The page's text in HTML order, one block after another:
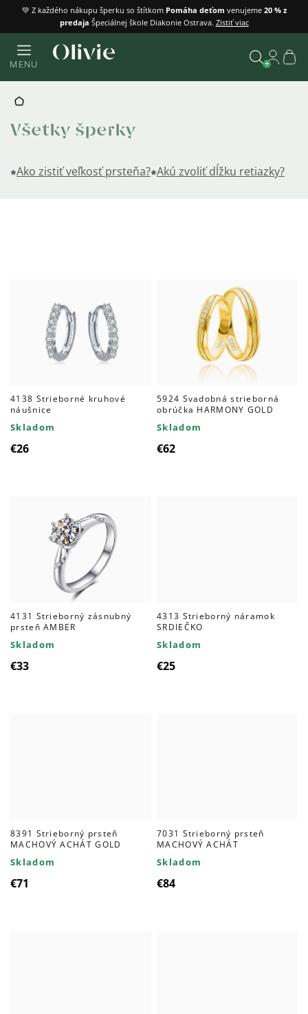
Prejsť
obsah
💚 Z každého nákupu šperku so štítkom Pomáha deťom venujeme 20 % z
predaja Špeciálnej škole Diakonie Ostrava. Zistiť viac
MENU
DOMOV
Všetky šperky
Ako zistiť veľkosť prsteňa? Akú zvoliť dĺžku retiazky?
4138 Strieborné kruhové
náušnice
Skladom
€26
5924 Svadobná strieborná
obrúčka HARMONY GOLD
Skladom
€62
4131 Strieborný zásnubný
prsteň AMBER
Skladom
€33
4313 Strieborný náramok
SRDIEČKO
Skladom
€25
8391 Strieborný prsteň
MACHOVÝ ACHÁT GOLD
Skladom
€71
7031 Strieborný prsteň
MACHOVÝ ACHÁT
Skladom
€84